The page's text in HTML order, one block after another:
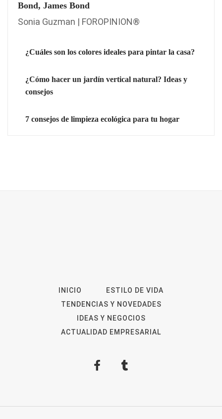
Bond, James Bond
Sonia Guzman | FOROPINION®
¿Cuáles son los colores ideales para pintar la casa?
¿Cómo hacer un jardín vertical natural? Ideas y
consejos
7 consejos de limpieza ecológica para tu hogar
INICIO
ESTILO DE VIDA
TENDENCIAS Y NOVEDADES
IDEAS Y NEGOCIOS
ACTUALIDAD EMPRESARIAL